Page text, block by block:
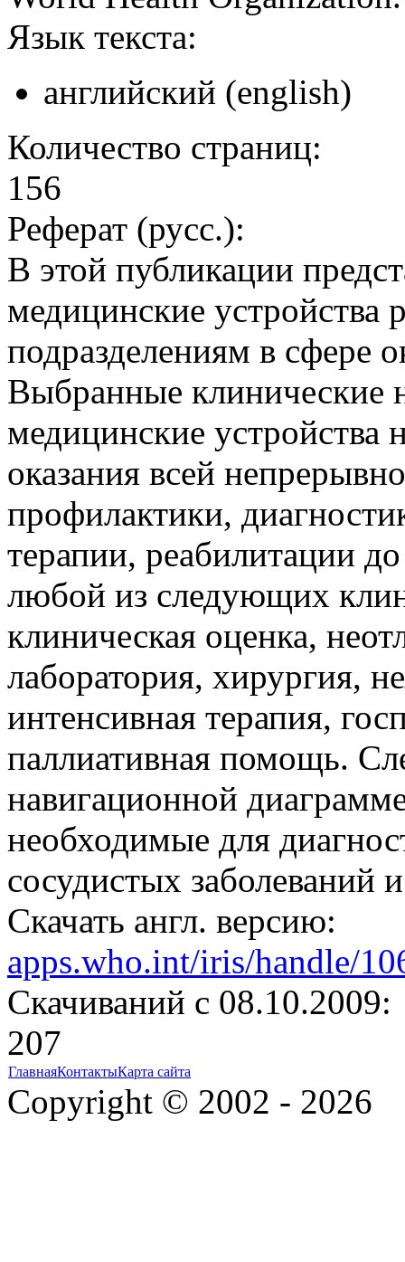
Язык текста:
английский (english)
Количество страниц:
156
Реферат (русс.):
В этой публикации
медицинские устройства
подразделениям в сфере
Выбранные клинические
медицинские
оказания всей
профилактики,
терапии, реабилитации
любой из следующих
клиническая оценка,
лаборатория, хирургия,
интенсивная терапия,
паллиативная помощь.
навигационной
необходимые для
сосудистых заболеваний
Скачать англ. версию:
apps.who.int/iris/handle/
Cкачиваний с 08.10.2009:
207
ГлавнаяКонтактыКарта сайта
Copyright © 2002 - 2026